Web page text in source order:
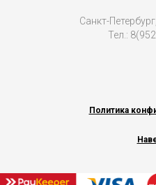
Санкт-
Тел.:
Политика